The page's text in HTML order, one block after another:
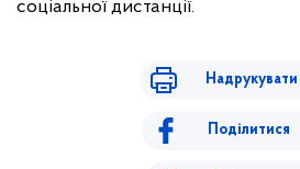
соціальної дистанції.
Надрукувати
Поділитися